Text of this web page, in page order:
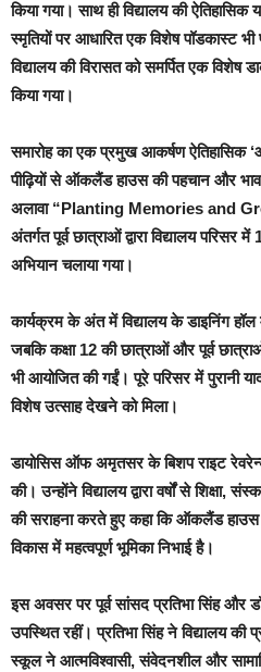
किया गया। साथ ही विद्यालय की ऐतिहासिक
स्मृतियों पर आधारित एक विशेष पॉडकास्ट
विद्यालय की विरासत को समर्पित एक
किया गया।
समारोह का एक प्रमुख आकर्षण ऐतिहासिक
पीढ़ियों से ऑकलैंड हाउस की पहचान और
अलावा “Planting Memories and
अंतर्गत पूर्व छात्राओं द्वारा विद्यालय परिसर
अभियान चलाया गया।
कार्यक्रम के अंत में विद्यालय के डाइनिंग
जबकि कक्षा 12 की छात्राओं और पूर्व
भी आयोजित की गईं। पूरे परिसर में पुरानी
विशेष उत्साह देखने को मिला।
डायोसिस ऑफ अमृतसर के बिशप राइट
की। उन्होंने विद्यालय द्वारा वर्षों से
की सराहना करते हुए कहा कि ऑकलैंड हाउस ने
विकास में महत्वपूर्ण भूमिका निभाई है।
इस अवसर पर पूर्व सांसद प्रतिभा सिंह और
उपस्थित रहीं। प्रतिभा सिंह ने विद्यालय
स्कूल ने आत्मविश्वासी, संवेदनशील और